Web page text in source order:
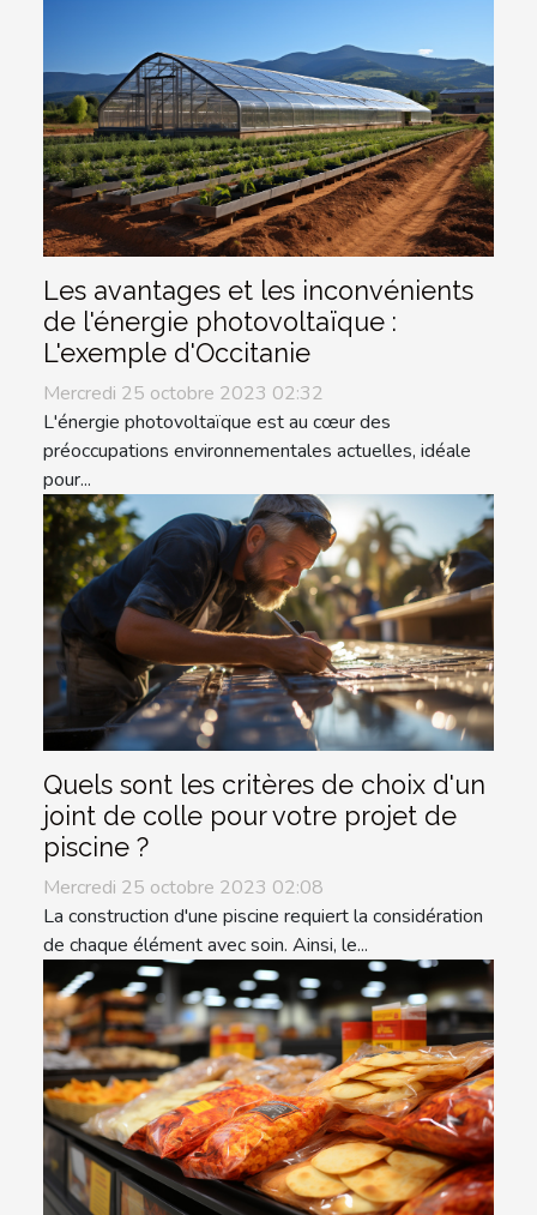
Les avantages et les inconvénients
de l'énergie photovoltaïque :
L'exemple d'Occitanie
Mercredi 25 octobre 2023 02:32
L'énergie photovoltaïque est au cœur des
préoccupations environnementales actuelles, idéale
pour...
Quels sont les critères de choix d'un
joint de colle pour votre projet de
piscine ?
Mercredi 25 octobre 2023 02:08
La construction d'une piscine requiert la considération
de chaque élément avec soin. Ainsi, le...